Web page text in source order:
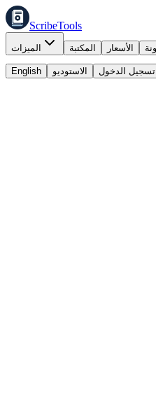
ScribeTools
الميزات المكتبة الأسعار
English الاستوديو تسجيل الدخول